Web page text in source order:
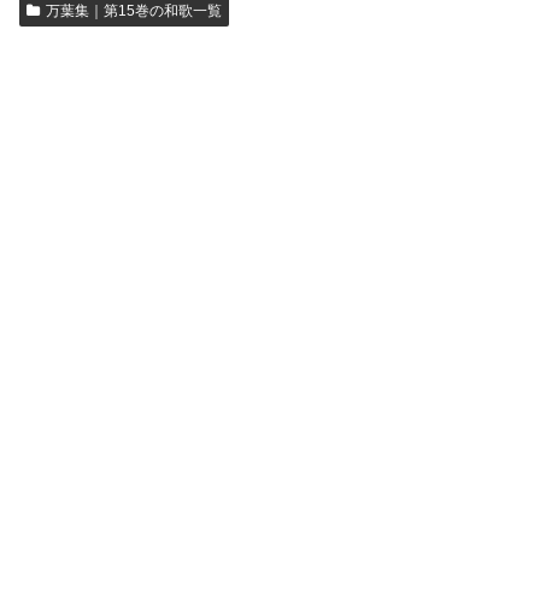
万葉集｜第15巻の和歌一覧